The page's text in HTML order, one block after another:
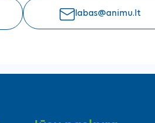
labas@animu.lt